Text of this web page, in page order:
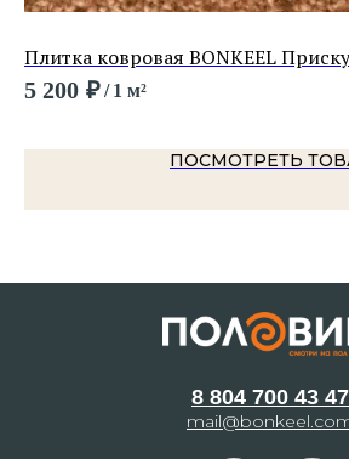
Плитка ковровая BONKEEL
5 200 ₽/ 1 м²
ПОСМОТРЕТЬ
8 804 700 43 47